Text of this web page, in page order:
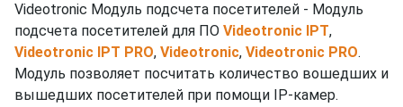
Videotronic Модуль подсчета посетителей - Модуль
подсчета посетителей для ПО Videotronic IPT,
Videotronic IPT PRO, Videotronic, Videotronic PRO.
Модуль позволяет посчитать количество вошедших и
вышедших посетителей при помощи IP-камер.